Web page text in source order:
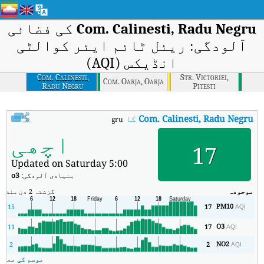
Com. Calinesti, Radu Negruکی فضائی
آلودگی: ریئل ٹائم ایئر کوالٹی
انڈیکس (AQI)
Com. Calinesti,
Radu Negru
Com. Oarja, Oarja
Str. Victoriei,
Pitesti
Com. Calinesti, Radu Negruکا AQI : Com. Calinesti, Radu Negru کا ریئل ٹائم ایئر کوالٹی انڈیکس (AQI)۔
17 اچھی
Updated on Saturday 5:00
بنیادی آلودگی:o3
موجودہ گزشتہ 2 دن منٹ
PM10AQI
17
15
O3AQI
17
11
NO2AQI
2
2
موسم کی